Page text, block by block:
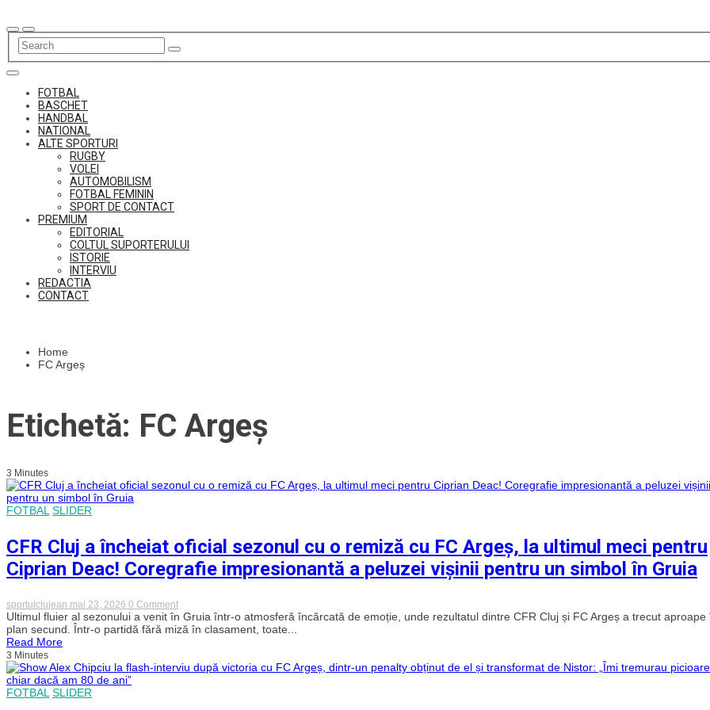
to
content
FOTBAL
BASCHET
HANDBAL
NATIONAL
ALTE SPORTURI
RUGBY
VOLEI
AUTOMOBILISM
FOTBAL FEMININ
SPORT DE CONTACT
PREMIUM
EDITORIAL
COLTUL SUPORTERULUI
ISTORIE
INTERVIU
REDACTIA
CONTACT
Home
FC Argeș
Etichetă: FC Argeș
3 Minutes
FOTBAL SLIDER
CFR Cluj a încheiat oficial sezonul cu o remiză cu FC Argeș, la ultimul meci pentru
Ciprian Deac! Coregrafie impresionantă a peluzei vișinii pentru un simbol în Gruia
sportulclujean mai 23, 2026 0 Commenton
CFR
Cluj
a
sezonul
Ultimul fluier al sezonului a venit în Gruia într-o atmosferă încărcată de emoție, unde rezultatul dintre CFR Cluj și FC Argeș a trecut aproape
plan secund. Într-o partidă fără miză în clasament, toate...
Read More
3 Minutes
FOTBAL SLIDER